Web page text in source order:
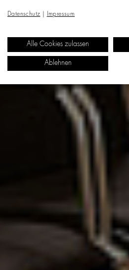
Datenschutz Impressum
Alle Cookies zulassen
Ablehnen